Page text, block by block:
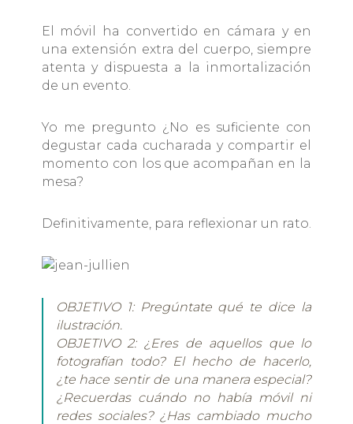
El móvil ha convertido en cámara y en
una extensión extra del cuerpo, siempre
atenta y dispuesta a la inmortalización
de un evento.
Yo me pregunto ¿No es suficiente con
degustar cada cucharada y compartir el
momento con los que acompañan en la
mesa?
Definitivamente, para reflexionar un rato.
OBJETIVO 1: Pregúntate qué te dice la
ilustración.
OBJETIVO 2: ¿Eres de aquellos que lo
fotografían todo? El hecho de hacerlo,
¿te hace sentir de una manera especial?
¿Recuerdas cuándo no había móvil ni
redes sociales? ¿Has cambiado mucho